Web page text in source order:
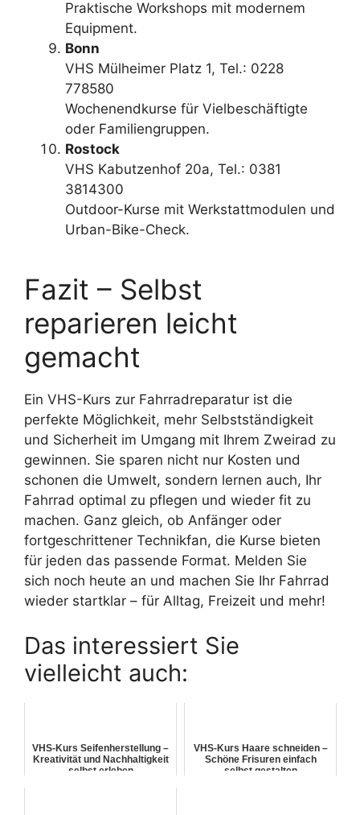
Praktische Workshops mit modernem
Equipment.
Bonn
VHS Mülheimer Platz 1, Tel.: 0228
778580
Wochenendkurse für Vielbeschäftigte
oder Familiengruppen.
Rostock
VHS Kabutzenhof 20a, Tel.: 0381
3814300
Outdoor-Kurse mit Werkstattmodulen und
Urban-Bike-Check.
Fazit – Selbst
reparieren leicht
gemacht
Ein VHS-Kurs zur Fahrradreparatur ist die
perfekte Möglichkeit, mehr Selbstständigkeit
und Sicherheit im Umgang mit Ihrem Zweirad zu
gewinnen. Sie sparen nicht nur Kosten und
schonen die Umwelt, sondern lernen auch, Ihr
Fahrrad optimal zu pflegen und wieder fit zu
machen. Ganz gleich, ob Anfänger oder
fortgeschrittener Technikfan, die Kurse bieten
für jeden das passende Format. Melden Sie
sich noch heute an und machen Sie Ihr Fahrrad
wieder startklar – für Alltag, Freizeit und mehr!
Das interessiert Sie
vielleicht auch:
VHS-Kurs Seifenherstellung –
Kreativität und Nachhaltigkeit
selbst erleben
VHS-Kurs Haare schneiden –
Schöne Frisuren einfach
selbst gestalten